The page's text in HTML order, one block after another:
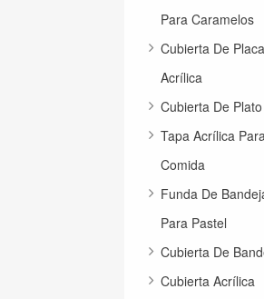
Para Caramelos
Cubierta De
Acrílica
Cubierta De
Tapa Acrílica
Comida
Funda De
Para Pastel
Cubierta De
Cubierta Acrílica